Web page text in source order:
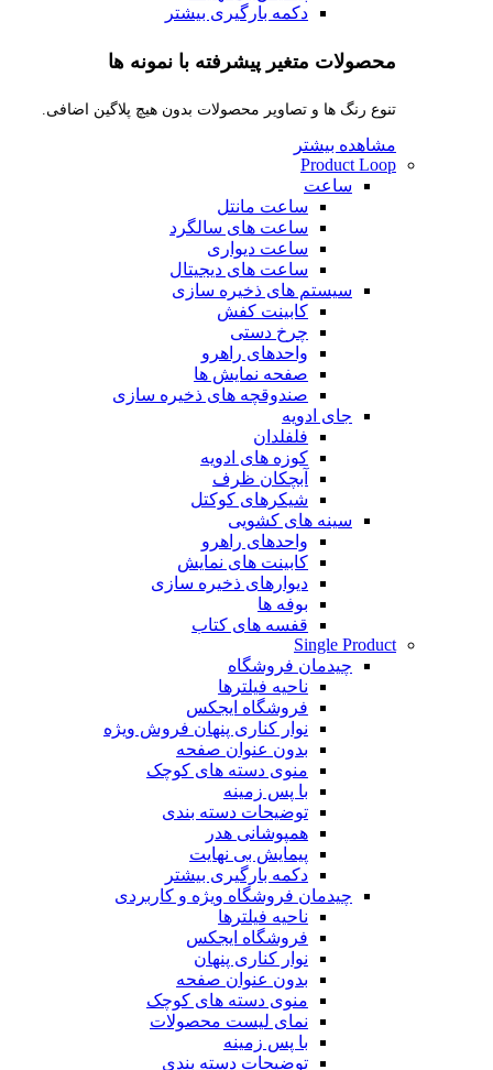
دکمه بارگیری بیشتر
محصولات متغیر پیشرفته با نمونه ها
تنوع رنگ ها و تصاویر محصولات بدون هیچ پلاگین اضافی.
مشاهده بیشتر
Product Loop
ساعت
ساعت مانتل
ساعت های سالگرد
ساعت دیواری
ساعت های دیجیتال
سیستم های ذخیره سازی
کابینت کفش
چرخ دستی
واحدهای راهرو
صفحه نمایش ها
صندوقچه های ذخیره سازی
جای ادویه
فلفلدان
کوزه های ادویه
آبچکان ظرف
شیکرهای کوکتل
سینه های کشویی
واحدهای راهرو
کابینت های نمایش
دیوارهای ذخیره سازی
بوفه ها
قفسه های کتاب
Single Product
چیدمان فروشگاه
ناحیه فیلترها
فروشگاه ایجکس
نوار کناری پنهان فروش ویژه
بدون عنوان صفحه
منوی دسته های کوچک
با پس زمینه
توضیحات دسته بندی
همپوشانی هدر
پیمایش بی نهایت
دکمه بارگیری بیشتر
چیدمان فروشگاه ویژه و کاربردی
ناحیه فیلترها
فروشگاه ایجکس
نوار کناری پنهان
بدون عنوان صفحه
منوی دسته های کوچک
نمای لیست محصولات
با پس زمینه
توضیحات دسته بندی